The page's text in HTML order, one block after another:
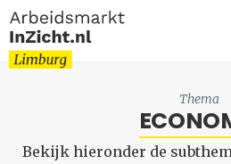
Thema
Bekijk hieronder de